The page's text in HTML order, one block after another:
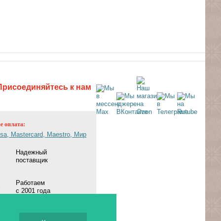
к нам
оплата:
Надежный
поставщик
Работаем
с 2001 года